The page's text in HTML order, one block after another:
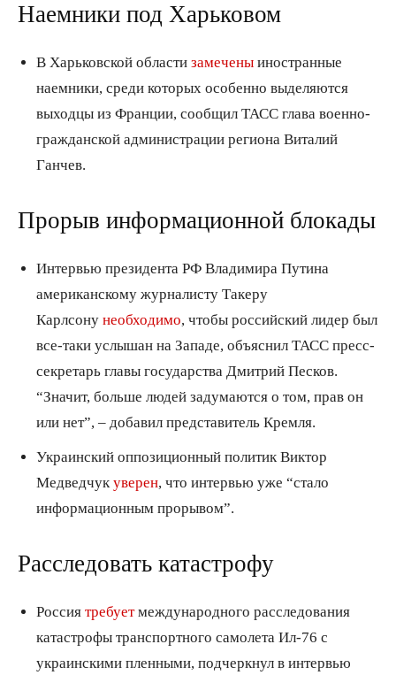
Наемники под Харьковом
В Харьковской области замечены иностранные
наемники, среди которых особенно выделяются
выходцы из Франции, сообщил ТАСС глава военно-
гражданской администрации региона Виталий
Ганчев.
Прорыв информационной блокады
Интервью президента РФ Владимира Путина
американскому журналисту Такеру
Карлсону необходимо , чтобы российский лидер был
все-таки услышан на Западе, объяснил ТАСС пресс-
секретарь главы государства Дмитрий Песков.
“Значит, больше людей задумаются о том, прав он
или нет”, – добавил представитель Кремля.
Украинский оппозиционный политик Виктор
Медведчук уверен , что интервью уже “стало
информационным прорывом”.
Расследовать катастрофу
Россия требуетмеждународного расследования
катастрофы транспортного самолета Ил-76 с
украинскими пленными, подчеркнул в интервью